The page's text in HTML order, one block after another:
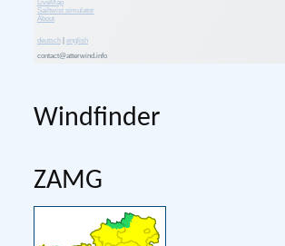
Windfinder
ZAMG